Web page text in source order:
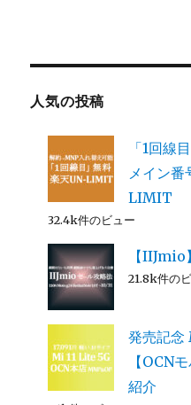
人気の投稿
「1回線
メイン
LIMIT
32.4k件のビュー
【
21.8k件の
発売記
【OCN
紹介